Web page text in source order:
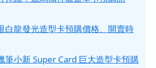
白龍發光造型卡預購價格、開賣時
筆小新 Super Card 巨大造型卡預購